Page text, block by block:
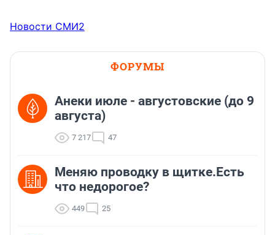
Новости СМИ2
ФОРУМЫ
Анеки июле - августовские (до 9
августа)
7 217 47
Меняю проводку в щитке.Есть
что недорогое?
449 25